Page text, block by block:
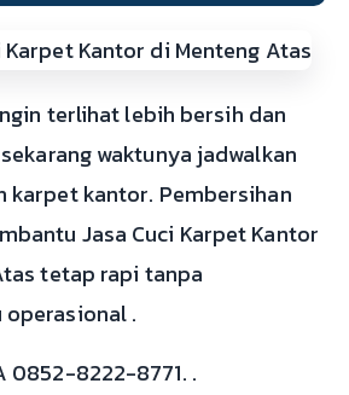
terlihat lebih bersih dan
waktunya jadwalkan
karpet kantor. Pembersihan
Jasa Cuci Karpet Kantor
tetap rapi tanpa
operasional .
0852-8222-8771. .